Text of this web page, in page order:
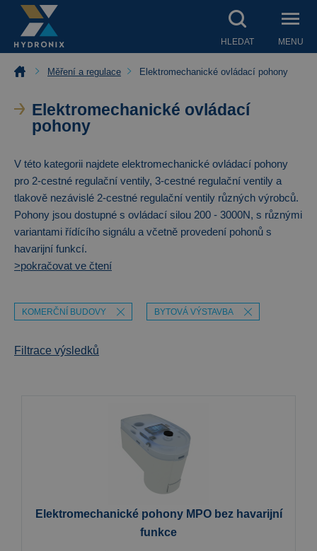
HLEDAT MENU
Měření a regulace Elektromechanické ovládací pohony
Elektromechanické ovládací
pohony
V této kategorii najdete elektromechanické ovládací pohony
pro 2-cestné regulační ventily, 3-cestné regulační ventily a
tlakově nezávislé 2-cestné regulační ventily různých výrobců.
Pohony jsou dostupné s ovládací silou 200 - 3000N, s různými
variantami řídícího signálu a včetně provedení pohonů s
havarijní funkcí.
>pokračovat ve čtení
KOMERČNÍ BUDOVY BYTOVÁ VÝSTAVBA
Filtrace výsledků
Elektromechanické pohony MPO bez havarijní
funkce